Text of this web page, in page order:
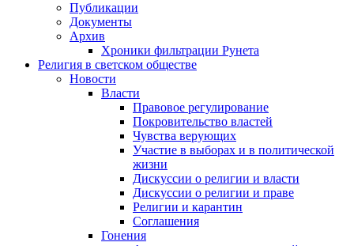
Публикации
Документы
Архив
Хроники фильтрации Рунета
Религия в светском обществе
Новости
Власти
Правовое регулирование
Покровительство властей
Чувства верующих
Участие в выборах и в политической
жизни
Дискуссии о религии и власти
Дискуссии о религии и праве
Религии и карантин
Соглашения
Гонения